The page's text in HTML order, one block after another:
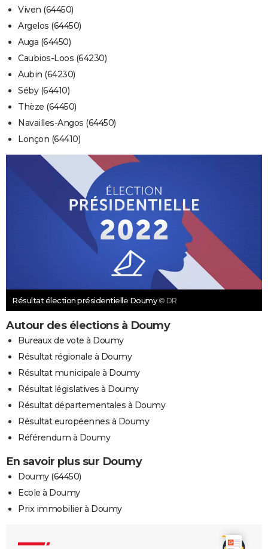
Viven (64450)
Argelos (64450)
Auga (64450)
Caubios-Loos (64230)
Aubin (64230)
Séby (64410)
Thèze (64450)
Navailles-Angos (64450)
Lonçon (64410)
Résultat élection présidentielle Doumy © DR
Autour des élections à Doumy
Bureaux de vote à Doumy
Résultat régionale à Doumy
Résultat municipale à Doumy
Résultat législatives à Doumy
Résultat départementales à Doumy
Résultat européennes à Doumy
Référendum à Doumy
En savoir plus sur Doumy
Doumy (64450)
Ecole à Doumy
Prix immobilier à Doumy